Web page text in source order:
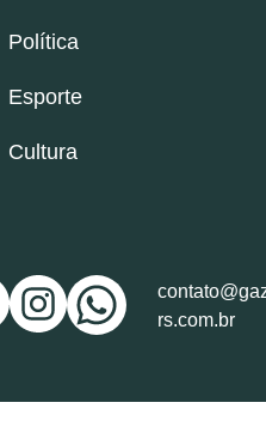
Política
Esporte
Cultura
rs.com.br